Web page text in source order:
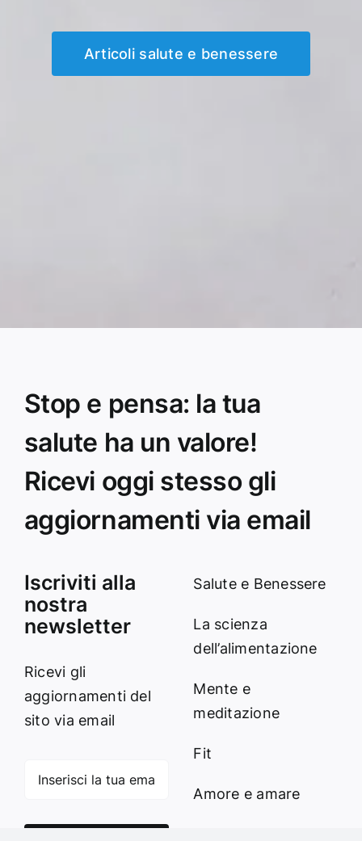
Articoli salute e benessere
Stop e pensa: la tua
salute ha un valore!
Ricevi oggi stesso gli
aggiornamenti via email
Iscriviti alla
nostra
newsletter
Ricevi gli
aggiornamenti del
sito via email
Salute e Benessere
La scienza
dell’alimentazione
Mente e
meditazione
Fit
Amore e amare